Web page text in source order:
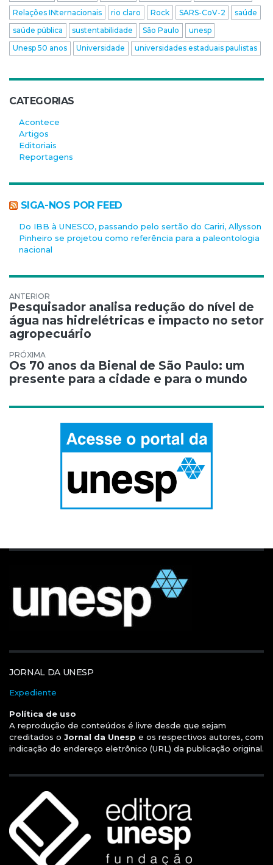
Relações INternacionais
rio claro Rock SARS-CoV-2
saúde
saúde pública
sustentabilidade São Paulo
unesp
Unesp 50 anos
Universidade universidades estaduais paulistas
CATEGORIAS
Acontece
Artigos
Editoriais
Reportagens
SIGA-NOS POR FEED
Do IBB à UNESCO, passando pelo sertão do Cariri, Allysson
Pinheiro se projetou como referência para a paleontologia
nacional
Navegação de Post
Pesquisador analisa redução do nível de
água nas hidrelétricas e impacto no setor
agropecuário
Os 70 anos da Bienal de São Paulo: um
presente para a cidade e para o mundo
JORNAL DA UNESP
Expediente
Política de uso
A reprodução de conteúdos é livre desde que sejam
creditados o Jornal da Unesp e os respectivos autores, com
indicação do endereço eletrônico (URL) da publicação original.